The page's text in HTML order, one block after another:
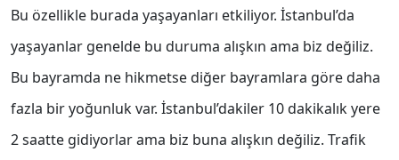
Bu özellikle burada yaşayanları etkiliyor. İstanbul’da
yaşayanlar genelde bu duruma alışkın ama biz değiliz.
Bu bayramda ne hikmetse diğer bayramlara göre daha
fazla bir yoğunluk var. İstanbul’dakiler 10 dakikalık yere
2 saatte gidiyorlar ama biz buna alışkın değiliz. Trafik